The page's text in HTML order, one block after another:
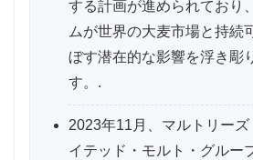
する計画が進められており
ムが世界の大麦市場と持続
ぼす潜在的な影響を浮き彫
す。.
2023年11月、マルトリー
イテッド・モルト・グルー